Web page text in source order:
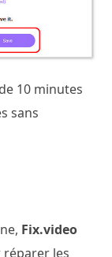
10 minutes
sans
Fix.video
les